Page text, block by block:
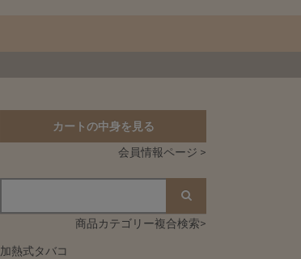
カートの中身を見る
会員情報ページ >
商品カテゴリー複合検索>
加熱式タバコ